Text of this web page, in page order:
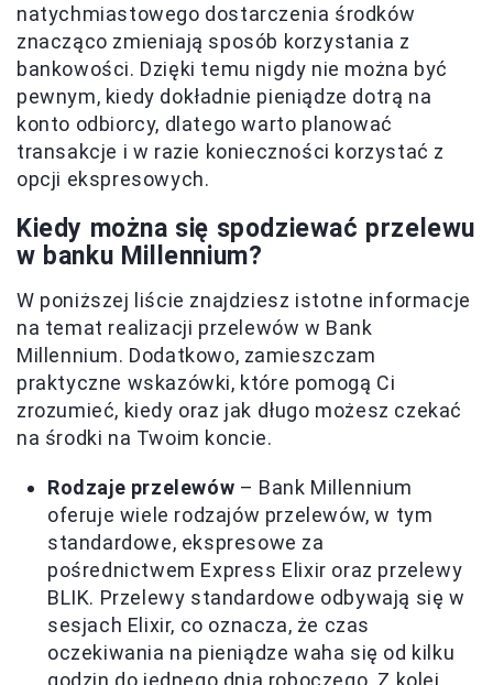
natychmiastowego dostarczenia środków
znacząco zmieniają sposób korzystania z
bankowości. Dzięki temu nigdy nie można być
pewnym, kiedy dokładnie pieniądze dotrą na
konto odbiorcy, dlatego warto planować
transakcje i w razie konieczności korzystać z
opcji ekspresowych.
Kiedy można się spodziewać przelewu
w banku Millennium?
W poniższej liście znajdziesz istotne informacje
na temat realizacji przelewów w Bank
Millennium. Dodatkowo, zamieszczam
praktyczne wskazówki, które pomogą Ci
zrozumieć, kiedy oraz jak długo możesz czekać
na środki na Twoim koncie.
Rodzaje przelewów – Bank Millennium
oferuje wiele rodzajów przelewów, w tym
standardowe, ekspresowe za
pośrednictwem Express Elixir oraz przelewy
BLIK. Przelewy standardowe odbywają się w
sesjach Elixir, co oznacza, że czas
oczekiwania na pieniądze waha się od kilku
godzin do jednego dnia roboczego. Z kolei